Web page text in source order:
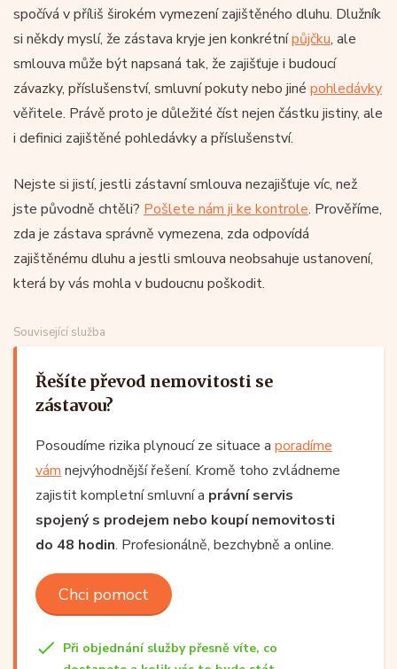
spočívá v příliš širokém vymezení zajištěného dluhu. Dlužník
si někdy myslí, že zástava kryje jen konkrétnípůjčku, ale
smlouva může být napsaná tak, že zajišťuje i budoucí
závazky, příslušenství, smluvní pokuty nebo jiné pohledávky
věřitele. Právě proto je důležité číst nejen částku jistiny, ale
i definici zajištěné pohledávky a příslušenství.
Nejste si jistí, jestli zástavní smlouva nezajišťuje víc, než
jste původně chtěli? Pošlete nám ji ke kontrole. Prověříme,
zda je zástava správně vymezena, zda odpovídá
zajištěnému dluhu a jestli smlouva neobsahuje ustanovení,
která by vás mohla v budoucnu poškodit.
Související služba
Řešíte převod nemovitosti se
zástavou?
Posoudíme rizika plynoucí ze situace a poradíme
vám nejvýhodnější řešení. Kromě toho zvládneme
zajistit kompletní smluvní a právní servis
spojený s prodejem nebo koupí nemovitosti
do 48 hodin. Profesionálně, bezchybně a online.
Chci pomoct
Při objednání služby přesně víte, co